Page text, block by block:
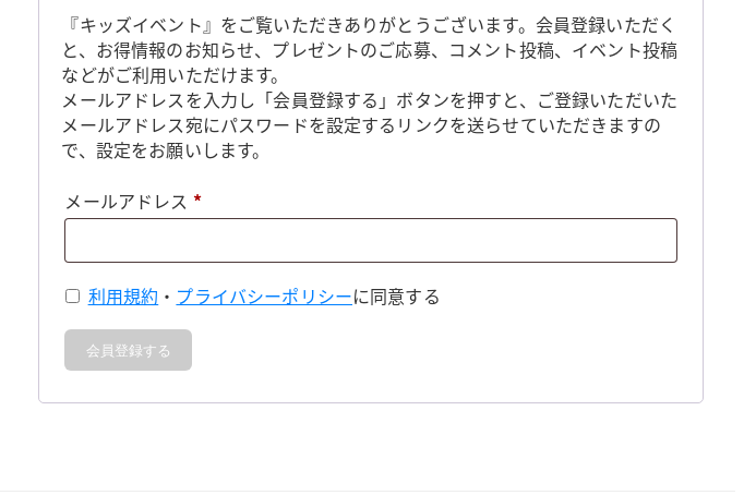
『キッズイベント』をご覧いただきありがとうございます。会員登録いただく
と、お得情報のお知らせ、プレゼントのご応募、コメント投稿、イベント投稿
などがご利用いただけます。
メールアドレスを入力し「会員登録する」ボタンを押すと、ご登録いただいた
メールアドレス宛にパスワードを設定するリンクを送らせていただきますの
で、設定をお願いします。
メールアドレス *必
利用規約 ・ プライバシーポリシーに同意する
会員登録する